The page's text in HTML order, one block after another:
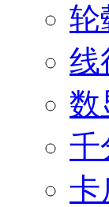
轮
线
数
千
卡